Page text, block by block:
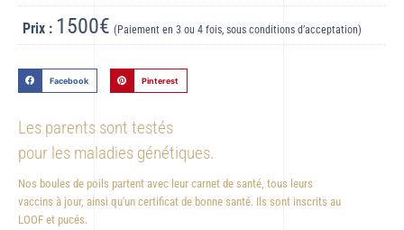
Prix : 1500€ (Paiement en 3 ou 4 fois, sous conditions d’acceptation)
Facebook Pinterest
Les parents sont testés
pour les maladies génétiques.
Nos boules de poils partent avec leur carnet de santé, tous leurs
vaccins à jour, ainsi qu'un certificat de bonne santé. Ils sont inscrits au
LOOF et pucés.